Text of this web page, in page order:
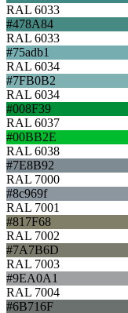
RAL 6033
#478A84
RAL 6033
#75adb1
RAL 6034
#7FB0B2
RAL 6034
#008F39
RAL 6037
#00BB2E
RAL 6038
#7E8B92
RAL 7000
#8c969f
RAL 7001
#817F68
RAL 7002
#7A7B6D
RAL 7003
#9EA0A1
RAL 7004
#6B716F